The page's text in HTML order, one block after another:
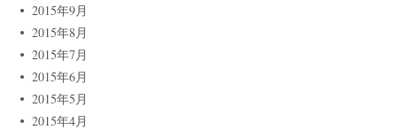
2015年9月
2015年8月
2015年7月
2015年6月
2015年5月
2015年4月